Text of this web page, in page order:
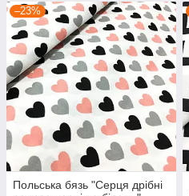
–23%
Польська бязь "Серця дрібні